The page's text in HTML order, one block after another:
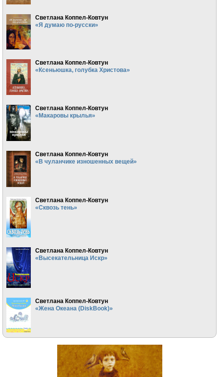
Светлана Коппел-Ковтун
«Я думаю по-русски»
Светлана Коппел-Ковтун
«Ксеньюшка, голубка Христова»
Светлана Коппел-Ковтун
«Макаровы крылья»
Светлана Коппел-Ковтун
«В чуланчике изношенных вещей»
Светлана Коппел-Ковтун
«Сквозь тень»
Светлана Коппел-Ковтун
«Высекательница Искр»
Светлана Коппел-Ковтун
«Жена Океана (DiskBook)»